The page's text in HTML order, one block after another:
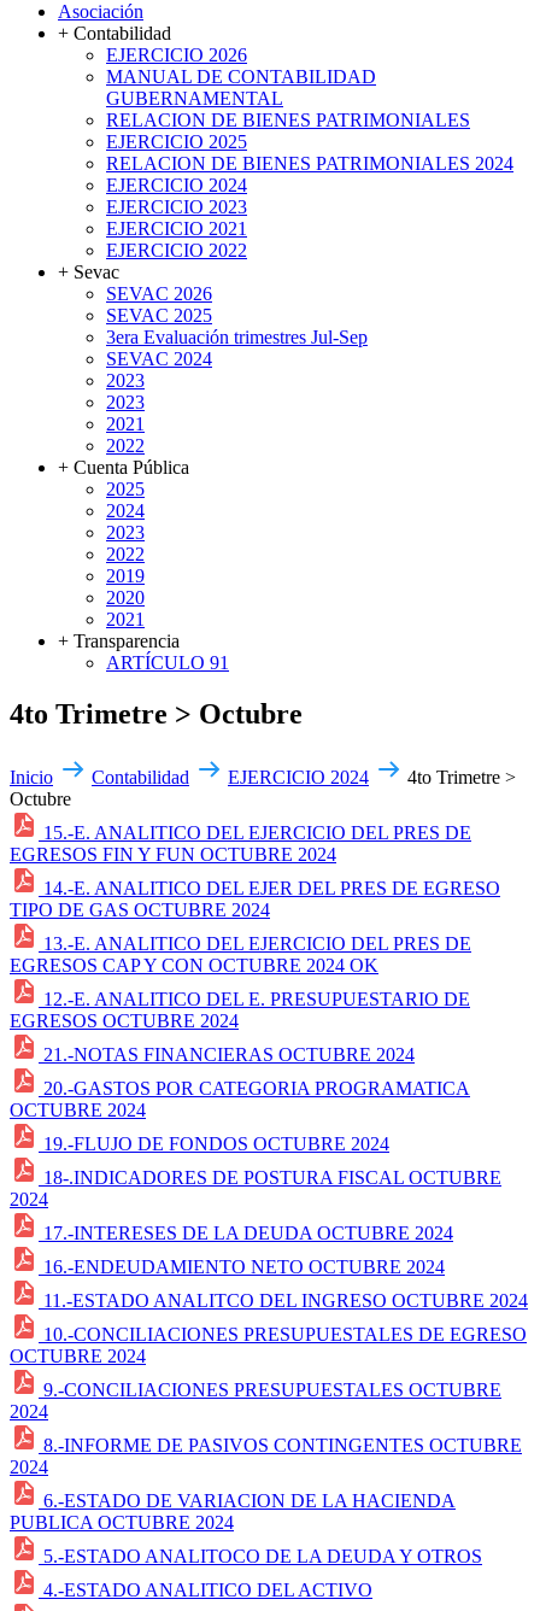
Asociación
+ Contabilidad
EJERCICIO 2026
MANUAL DE CONTABILIDAD
GUBERNAMENTAL
RELACION DE BIENES PATRIMONIALES
EJERCICIO 2025
RELACION DE BIENES PATRIMONIALES 2024
EJERCICIO 2024
EJERCICIO 2023
EJERCICIO 2021
EJERCICIO 2022
+ Sevac
SEVAC 2026
SEVAC 2025
3era Evaluación trimestres Jul-Sep
SEVAC 2024
2023
2023
2021
2022
+ Cuenta Pública
2025
2024
2023
2022
2019
2020
2021
+ Transparencia
ARTÍCULO 91
4to Trimetre > Octubre
Inicio Contabilidad EJERCICIO 2024
4to Trimetre >
Octubre
15.-E. ANALITICO DEL EJERCICIO DEL PRES DE
EGRESOS FIN Y FUN OCTUBRE 2024
14.-E. ANALITICO DEL EJER DEL PRES DE EGRESO
TIPO DE GAS OCTUBRE 2024
13.-E. ANALITICO DEL EJERCICIO DEL PRES DE
EGRESOS CAP Y CON OCTUBRE 2024 OK
12.-E. ANALITICO DEL E. PRESUPUESTARIO DE
EGRESOS OCTUBRE 2024
21.-NOTAS FINANCIERAS OCTUBRE 2024
20.-GASTOS POR CATEGORIA PROGRAMATICA
OCTUBRE 2024
19.-FLUJO DE FONDOS OCTUBRE 2024
18-.INDICADORES DE POSTURA FISCAL OCTUBRE
2024
17.-INTERESES DE LA DEUDA OCTUBRE 2024
16.-ENDEUDAMIENTO NETO OCTUBRE 2024
11.-ESTADO ANALITCO DEL INGRESO OCTUBRE 2024
10.-CONCILIACIONES PRESUPUESTALES DE EGRESO
OCTUBRE 2024
9.-CONCILIACIONES PRESUPUESTALES OCTUBRE
2024
8.-INFORME DE PASIVOS CONTINGENTES OCTUBRE
2024
6.-ESTADO DE VARIACION DE LA HACIENDA
PUBLICA OCTUBRE 2024
5.-ESTADO ANALITOCO DE LA DEUDA Y OTROS
4.-ESTADO ANALITICO DEL ACTIVO